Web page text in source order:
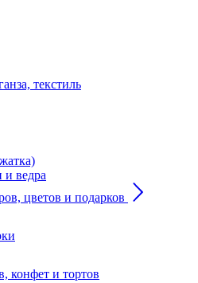
текстиль
ведра
цветов и подарков
конфет и тортов